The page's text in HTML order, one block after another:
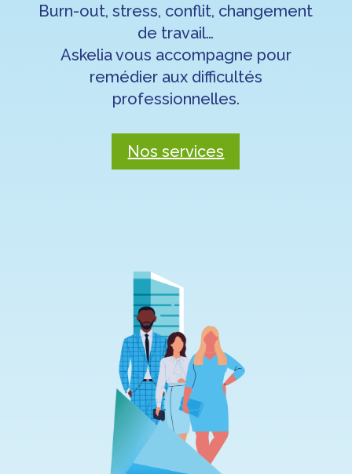
Burn-out, stress, conflit, changement
de travail…
Askelia vous accompagne pour
remédier aux difficultés
professionnelles.
Nos services